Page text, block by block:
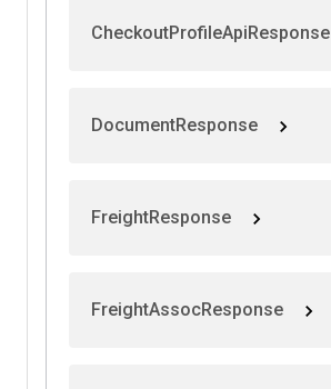
CheckoutProfileApiResponse
DocumentResponse
FreightResponse
FreightAssocResponse